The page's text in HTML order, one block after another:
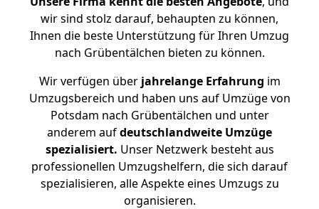
wir sind stolz darauf, behaupten zu können,
Ihnen die beste Unterstützung für Ihren Umzug
nach Grübentälchen bieten zu können.
Wir verfügen überjahrelange Erfahrung im
Umzugsbereich und haben uns auf Umzüge von
Potsdam nach Grübentälchen und unter
anderem aufdeutschlandweite Umzüge
spezialisiert. Unser Netzwerk besteht aus
professionellen Umzugshelfern, die sich darauf
spezialisieren, alle Aspekte eines Umzugs zu
organisieren.